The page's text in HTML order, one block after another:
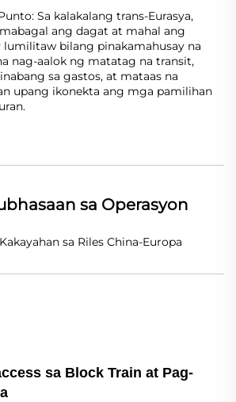
Sa kalakalang trans-Eurasya,
ang dagat at mahal ang
lumilitaw bilang pinakamahusay na
nag-aalok ng matatag na transit,
sa gastos, at mataas na
upang ikonekta ang mga pamilihan
sa Operasyon
sa Riles China-Europa
sa Block Train at Pag-